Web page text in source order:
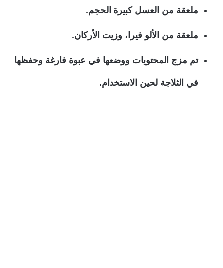
ملعقة من العسل كبيرة الحجم.
ملعقة من الألو فيرا، وزيت الأركان.
تم مزج المحتويات ووضعها في عبوة فارغة وحفظها
في الثلاجة لحين الاستخدام.